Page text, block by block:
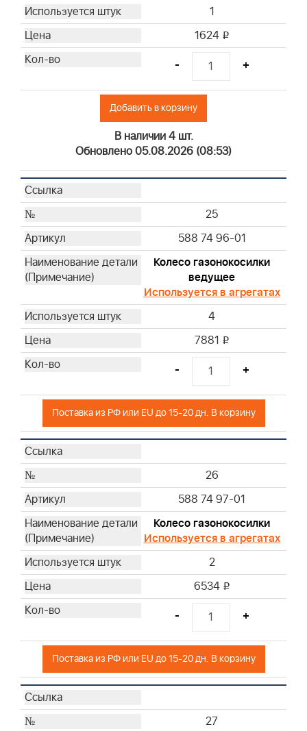
1
1624 i
- +
Добавить в корзину
В наличии 4 шт.
Обновлено 05.08.2026 (08:53)
25
588 74 96-01
Колесо газонокосилки
ведущее
Используется в агрегатах
4
7881 i
- +
Поставка из РФ или EU до 15-20 дн. В корзину
26
588 74 97-01
Колесо газонокосилки
Используется в агрегатах
2
6534 i
- +
Поставка из РФ или EU до 15-20 дн. В корзину
27